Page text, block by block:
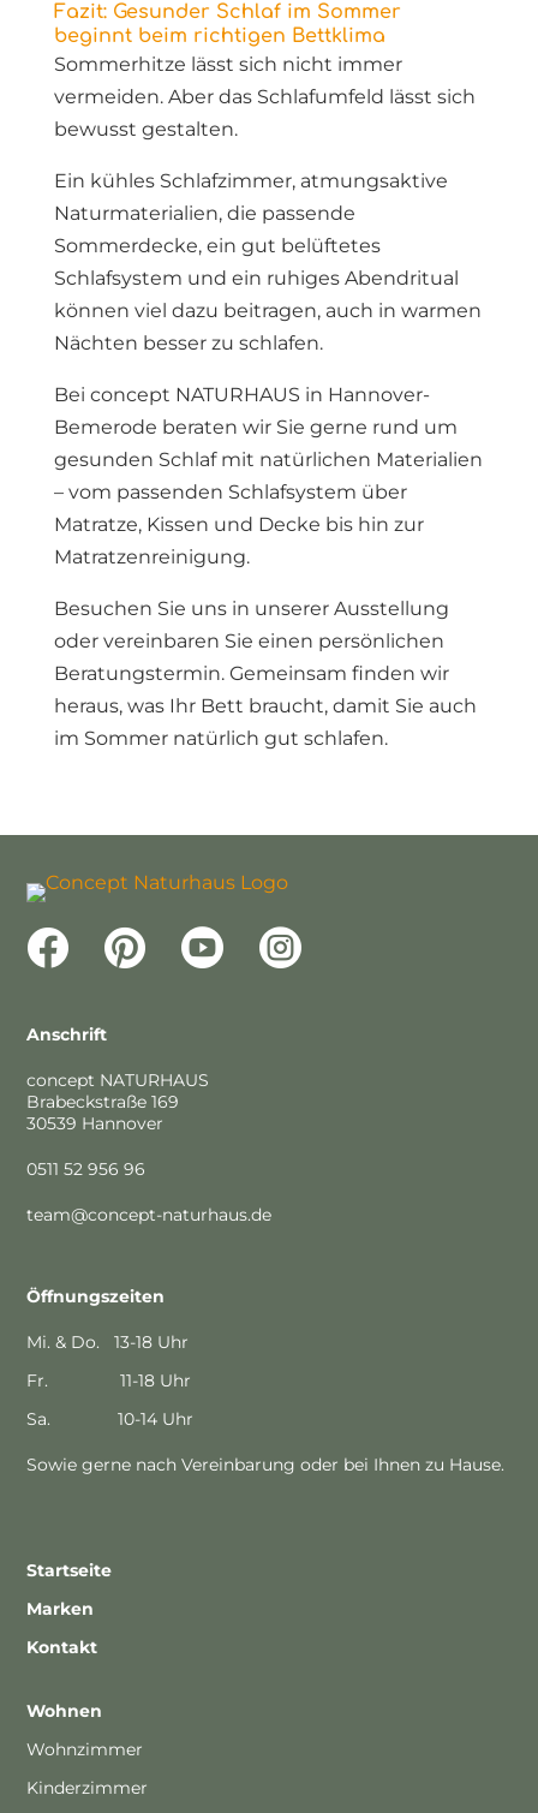
Fazit: Gesunder Schlaf im Sommer
beginnt beim richtigen Bettklima
Sommerhitze lässt sich nicht immer
vermeiden. Aber das Schlafumfeld lässt sich
bewusst gestalten.
Ein kühles Schlafzimmer, atmungsaktive
Naturmaterialien, die passende
Sommerdecke, ein gut belüftetes
Schlafsystem und ein ruhiges Abendritual
können viel dazu beitragen, auch in warmen
Nächten besser zu schlafen.
Bei concept NATURHAUS in Hannover-
Bemerode beraten wir Sie gerne rund um
gesunden Schlaf mit natürlichen Materialien
– vom passenden Schlafsystem über
Matratze, Kissen und Decke bis hin zur
Matratzenreinigung.
Besuchen Sie uns in unserer Ausstellung
oder vereinbaren Sie einen persönlichen
Beratungstermin. Gemeinsam finden wir
heraus, was Ihr Bett braucht, damit Sie auch
im Sommer natürlich gut schlafen.
   
Anschrift
concept NATURHAUS
Brabeckstraße 169
30539 Hannover
0511 52 956 96
team@concept-naturhaus.de
Öffnungszeiten
Mi. & Do. 13-18 Uhr
Fr. 11-18 Uhr
Sa. 10-14 Uhr
Sowie gerne nach Vereinbarung oder bei Ihnen zu Hause.
Startseite
Marken
Kontakt
Wohnen
Wohnzimmer
Kinderzimmer